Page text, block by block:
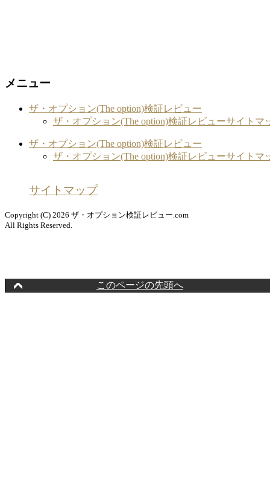
メニュー
ザ・オプション(The option)検証レビュー
ザ・オプション(The option)検証レビューサイトマ
ザ・オプション(The option)検証レビュー
ザ・オプション(The option)検証レビューサイトマ
サイトマップ
Copyright (C) 2026 ザ・オプション検証レビュー.com
All Rights Reserved.
このページの先頭へ